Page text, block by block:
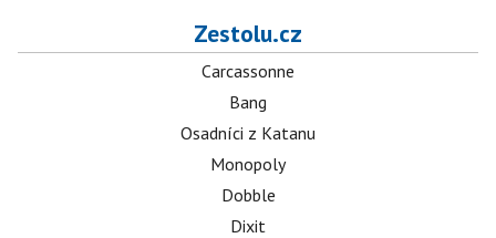
Zestolu.cz
Carcassonne
Bang
Osadníci z Katanu
Monopoly
Dobble
Dixit